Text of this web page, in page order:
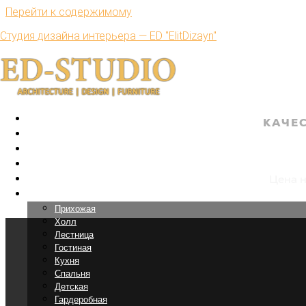
Перейти к содержимому
Студия дизайна интерьера — ED "ElitDizayn"
Прихожая
Холл
Лестница
Гостиная
Кухня
Спальня
Детская
Гардеробная